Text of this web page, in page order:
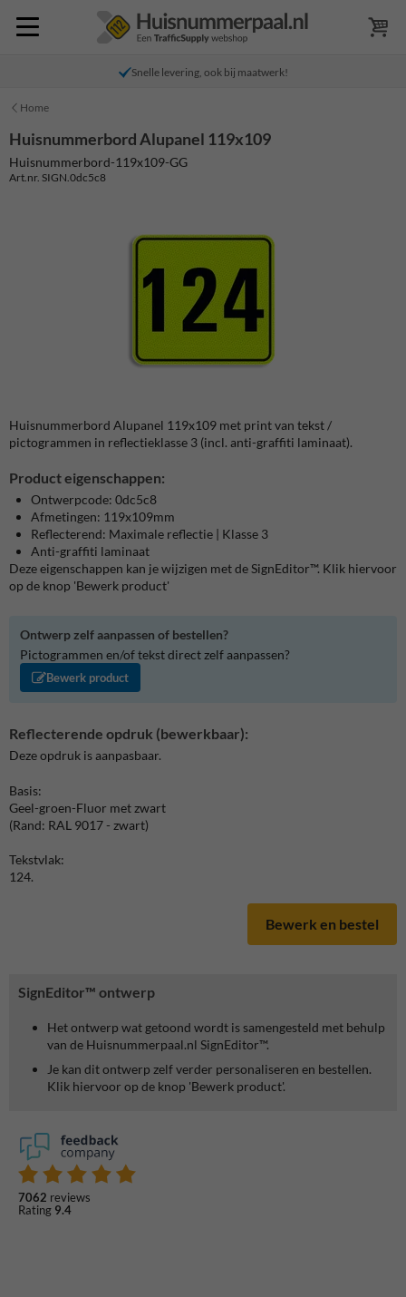
Snelle levering, ook bij maatwerk!
Home
SignEditor™ ontwerp
Het ontwerp wat getoond wordt is samengesteld met behulp
van de Huisnummerpaal.nl SignEditor™.
Je kan dit ontwerp zelf verder personaliseren en bestellen.
Klik hiervoor op de knop 'Bewerk product'.
7062 reviews
Rating 9.4
Huisnummerbord Alupanel 119x109
Huisnummerbord-119x109-GG
Art.nr. SIGN.0dc5c8
Huisnummerbord Alupanel 119x109 met print van tekst /
pictogrammen in reflectieklasse 3 (incl. anti-graffiti laminaat).
Product eigenschappen:
Ontwerpcode: 0dc5c8
Afmetingen: 119x109mm
Reflecterend: Maximale reflectie | Klasse 3
Anti-graffiti laminaat
Deze eigenschappen kan je wijzigen met de SignEditor™. Klik hiervoor
op de knop 'Bewerk product'
Ontwerp zelf aanpassen of bestellen?
Pictogrammen en/of tekst direct zelf aanpassen?
Bewerk product
Reflecterende opdruk (bewerkbaar):
Deze opdruk is aanpasbaar.
Basis:
Geel-groen-Fluor met zwart
(Rand: RAL 9017 - zwart)
Tekstvlak:
124.
Bewerk en bestel